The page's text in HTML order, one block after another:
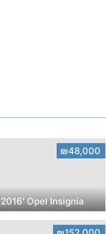
₪48,000
2016' Opel Insignia